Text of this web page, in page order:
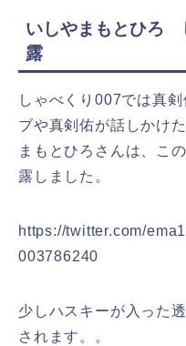
いしやまもとひろ
露
しゃべくり007では真
ブや真剣佑が話しかけ
まもとひろさんは、こ
露しました。
https://twitter.com/
003786240
少しハスキーが入った
されます。。